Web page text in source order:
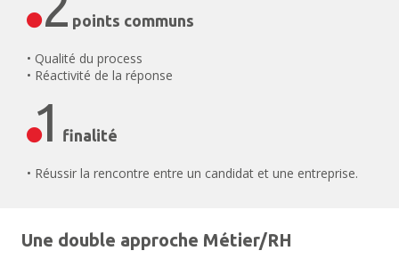
points communs
• Qualité du process
• Réactivité de la réponse
1 finalité
• Réussir la rencontre entre un candidat et une entreprise.
Une double approche Métier/RH